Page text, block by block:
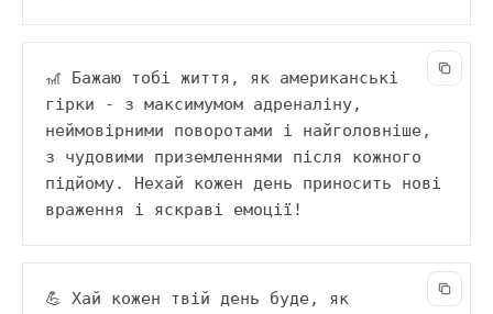
🎢 Бажаю тобі життя, як американські
гірки - з максимумом адреналіну,
неймовірними поворотами і найголовніше,
з чудовими приземленнями після кожного
підйому. Нехай кожен день приносить нові
враження і яскраві емоції!
💪 Хай кожен твій день буде, як